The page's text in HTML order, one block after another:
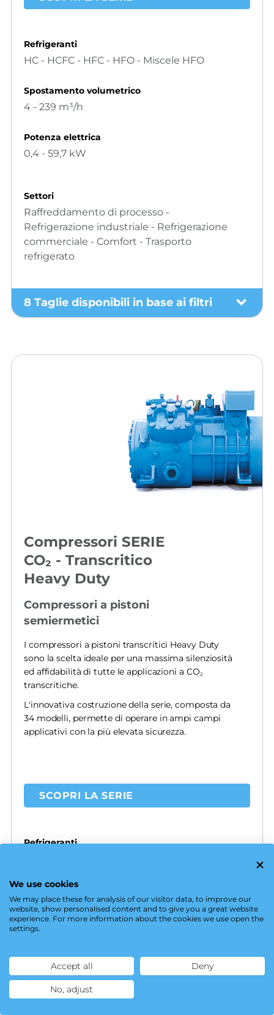
We use cookies
We may place these for analysis of our visitor data, to improve our
website, show personalised content and to give you a great website
experience. For more information about the cookies we use open the
settings.
Accept all Deny
No, adjust
Refrigeranti
HC - HCFC - HFC - HFO - Miscele HFO
Spostamento volumetrico
4 - 239 m³/h
Potenza elettrica
0,4 - 59,7 kW
Settori
Raffreddamento di processo -
Refrigerazione industriale - Refrigerazione
commerciale - Comfort - Trasporto
refrigerato
8 Taglie disponibili in base ai filtri
Compressori SERIE
CO₂ - Transcritico
Heavy Duty
Compressori a pistoni
semiermetici
I compressori a pistoni transcritici Heavy Duty
sono la scelta ideale per una massima silenziosità
ed affidabilità di tutte le applicazioni a CO2
transcritiche.
L'innovativa costruzione della serie, composta da
34 modelli, permette di operare in ampi campi
applicativi con la più elevata sicurezza.
SCOPRI LA SERIE
Refrigeranti
Spostamento volumetrico
1,9 - 37,9 m³/h
Potenza elettrica
Settori